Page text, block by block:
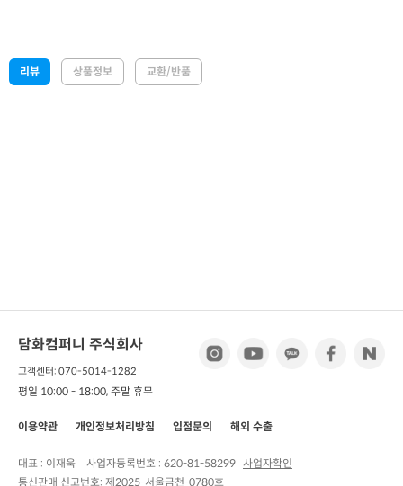
리뷰 상품정보 교환/반품
담화컴퍼니 주식회사
고객센터: 070-5014-1282
평일 10:00 - 18:00, 주말 휴무
이용약관 개인정보처리방침 입점문의 해외 수출
대표 : 이재욱 사업자등록번호 : 620-81-58299 사업자확인
통신판매 신고번호: 제2025-서울금천-0780호